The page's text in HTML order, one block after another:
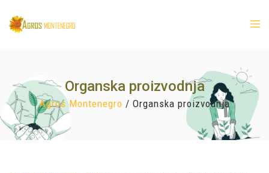
Organska proizvodnja
Agros Montenegro / Organska proizvodnja